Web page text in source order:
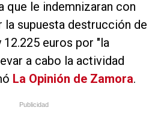
que le indemnizaran con
la supuesta destrucción de
euros por "la
a cabo la actividad
La Opinión de Zamora.
Publicidad